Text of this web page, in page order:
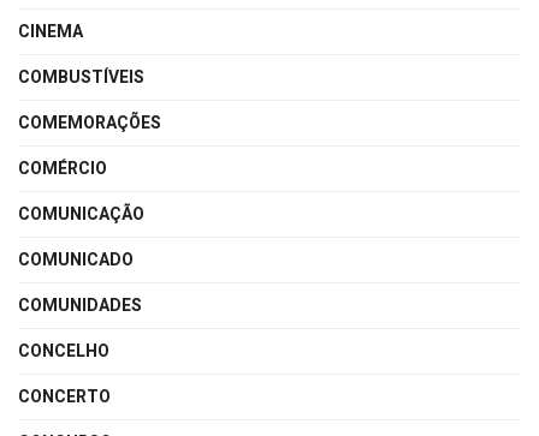
CINEMA
COMBUSTÍVEIS
COMEMORAÇÕES
COMÉRCIO
COMUNICAÇÃO
COMUNICADO
COMUNIDADES
CONCELHO
CONCERTO